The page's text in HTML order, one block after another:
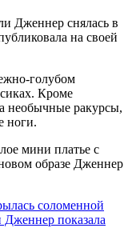
Дженнер снялась в
на своей
голубом
Кроме
необычные ракурсы,
ноги.
мини платье с
образе Дженнер
соломенной
показала